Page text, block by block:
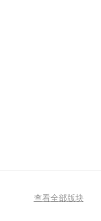
查看全部版块